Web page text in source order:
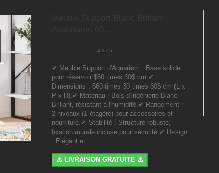
4.3 / 5
✔ Meuble Support d'Aquarium : Base solide
pour réservoir $60 times 30$ cm.✔
Dimensions : $60 times 30 times 60$ cm (L x
P x H).✔ Matériau : Bois d'ingénierie Blanc
Brillant, résistant à l'humidité.✔ Rangement :
2 niveaux (1 étagère) pour accessoires et
nourriture.✔ Stabilité : Structure robuste,
fixation murale incluse pour sécurité.✔ Design
: Élégant et...
⚠️ LIVRAISON GRATUITE ⚠️